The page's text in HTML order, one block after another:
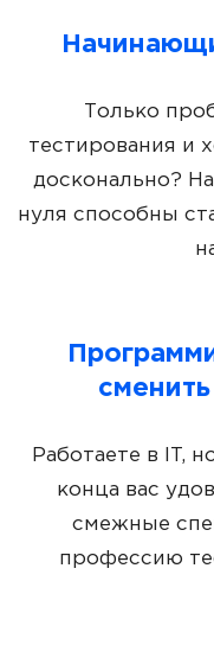
Только
тестирования и
досконально?
нуля способны
Работаете в IT,
конца вас
смежные
профессию